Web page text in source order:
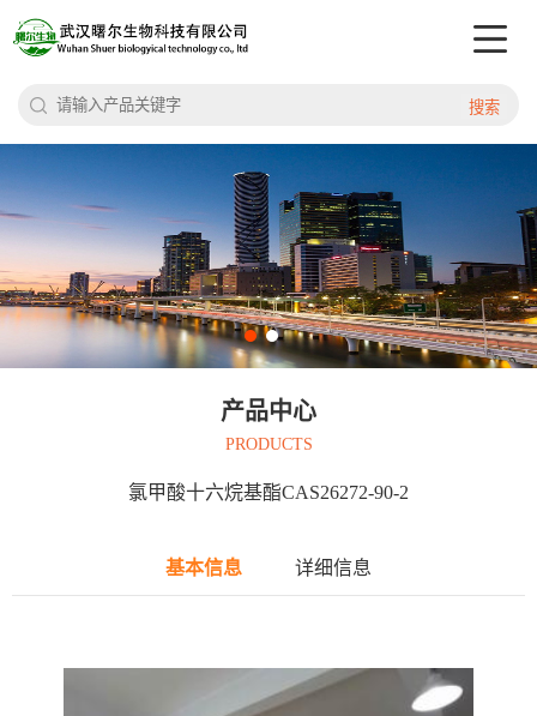
搜索
产品中心
PRODUCTS
氯甲酸十六烷基酯CAS26272-90-2
基本信息 详细信息